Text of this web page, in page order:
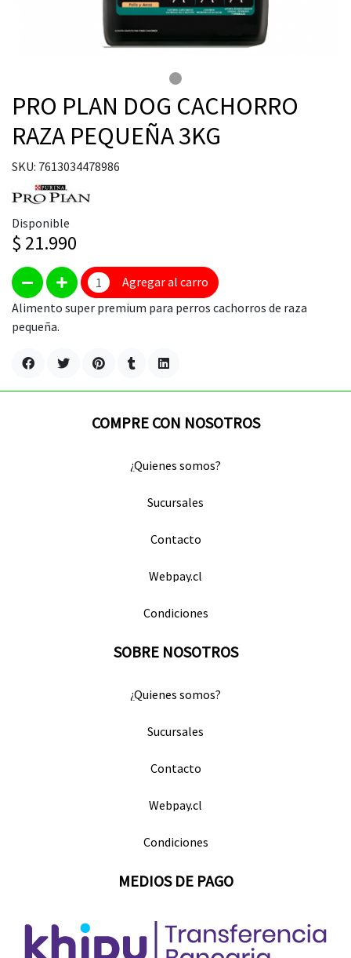
PRO PLAN DOG CACHORRO
RAZA PEQUEÑA 3KG
SKU: 7613034478986
Disponible
$ 21.990
Agregar al carro
Alimento super premium para perros cachorros de raza
pequeña.
COMPRE CON NOSOTROS
¿Quienes somos?
Sucursales
Contacto
Webpay.cl
Condiciones
SOBRE NOSOTROS
¿Quienes somos?
Sucursales
Contacto
Webpay.cl
Condiciones
MEDIOS DE PAGO